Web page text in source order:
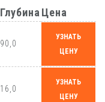
Глубина Цена
90,0
УЗНАТЬ
ЦЕНУ
16,0
УЗНАТЬ
ЦЕНУ